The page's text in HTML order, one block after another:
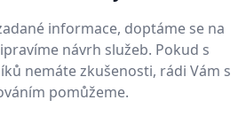
informace, doptáme se na
návrh služeb. Pokud s
nemáte zkušenosti, rádi Vám s
pomůžeme.